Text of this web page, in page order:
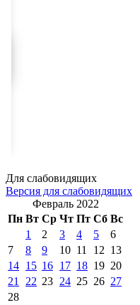
Для слабовидящих
Версия для слабовидящих
Февраль 2022
Пн Вт Ср Чт Пт Сб Вс
1
2 3 4 5
6
7
8 9 10 11 12 13
14 15 16 17 18 19 20
21
22 23 24 25 26 27
28